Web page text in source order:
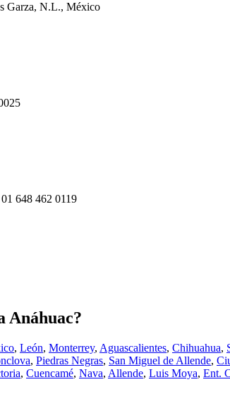
Garza, N.L., México
648 462 0119
Anáhuac?
, León, Monterrey, Aguascalientes, Chihuahua,
, Piedras Negras, San Miguel de Allende,
, Cuencamé, Nava, Allende, Luis Moya, Ent.